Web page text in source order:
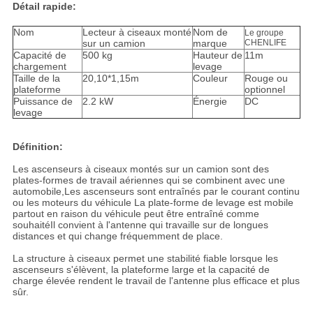
Détail rapide:
Nom
Lecteur à ciseaux monté
sur un camion
Nom de
marque
Le groupe
CHENLIFE
Capacité de
chargement
500 kg
Hauteur de
levage
11m
Taille de la
plateforme
20,10*1,15m Couleur
Rouge ou
optionnel
Puissance de
levage
2.2 kW Énergie DC
Définition:
Les ascenseurs à ciseaux montés sur un camion sont des
plates-formes de travail aériennes qui se combinent avec une
automobile,Les ascenseurs sont entraînés par le courant continu
ou les moteurs du véhicule La plate-forme de levage est mobile
partout en raison du véhicule peut être entraîné comme
souhaitéIl convient à l'antenne qui travaille sur de longues
distances et qui change fréquemment de place.
La structure à ciseaux permet une stabilité fiable lorsque les
ascenseurs s'élèvent, la plateforme large et la capacité de
charge élevée rendent le travail de l'antenne plus efficace et plus
sûr.